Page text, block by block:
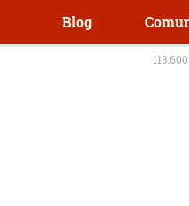
Blog